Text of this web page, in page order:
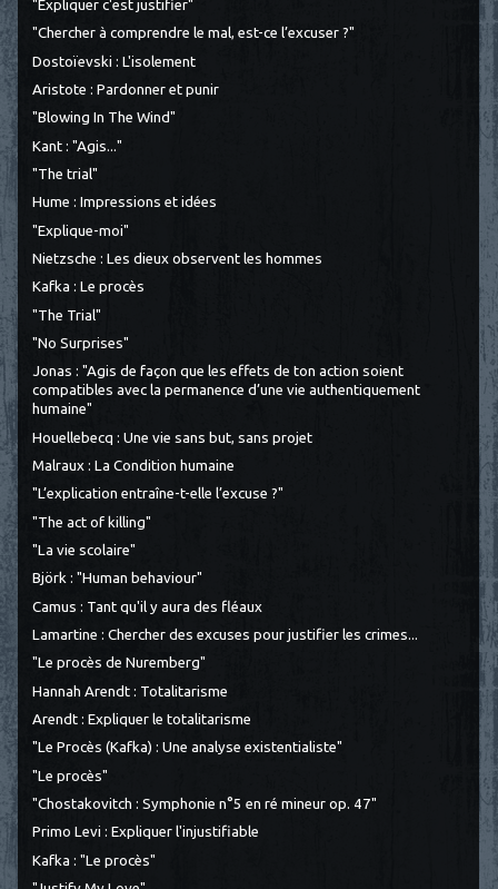
"Expliquer c'est justifier"
"Chercher à comprendre le mal, est-ce l’excuser ?"
Dostoïevski : L'isolement
Aristote : Pardonner et punir
"Blowing In The Wind"
Kant : "Agis..."
"The trial"
Hume : Impressions et idées
"Explique-moi"
Nietzsche : Les dieux observent les hommes
Kafka : Le procès
"The Trial"
"No Surprises"
Jonas : "Agis de façon que les effets de ton action soient
compatibles avec la permanence d’une vie authentiquement
humaine"
Houellebecq : Une vie sans but, sans projet
Malraux : La Condition humaine
"L’explication entraîne-t-elle l’excuse ?"
"The act of killing"
"La vie scolaire"
Björk : "Human behaviour"
Camus : Tant qu'il y aura des fléaux
Lamartine : Chercher des excuses pour justifier les crimes...
"Le procès de Nuremberg"
Hannah Arendt : Totalitarisme
Arendt : Expliquer le totalitarisme
"Le Procès (Kafka) : Une analyse existentialiste"
"Le procès"
"Chostakovitch : Symphonie n°5 en ré mineur op. 47"
Primo Levi : Expliquer l'injustifiable
Kafka : "Le procès"